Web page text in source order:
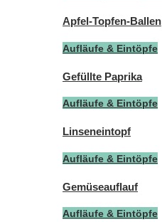
Apfel-Topfen-Ballen
Aufläufe & Eintöpfe
Gefüllte Paprika
Aufläufe & Eintöpfe
Linseneintopf
Aufläufe & Eintöpfe
Gemüseauflauf
Aufläufe & Eintöpfe